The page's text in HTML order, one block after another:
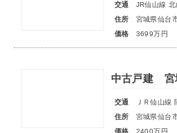
交通
JR仙山線 北
住所
宮城県仙台
価格
3699万円
交通
ＪＲ仙山線
住所
宮城県仙台
価格
2400万円